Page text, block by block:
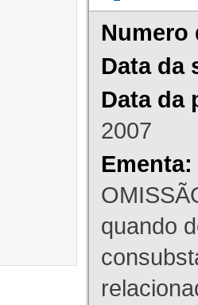
Numero
Data da
Data da
2007
Ementa:
quando